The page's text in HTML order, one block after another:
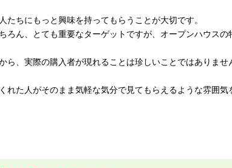
たちにもっと興味を持ってもらうことが大切です。
ろん、とても重要なターゲットですが、オープンハウス
ら、実際の購入者が現れることは珍しいことではありませ
れた人がそのまま気軽な気分で見てもらえるような雰囲気